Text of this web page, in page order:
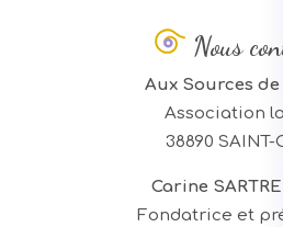
Nous
Aux Sources
Association loi
38890 SAINT-
Carine
Fondatrice et